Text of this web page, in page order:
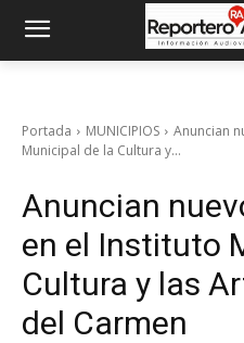
Portada MUNICIPIOS
Anuncian
Municipal de la Cultura y...
Anuncian
en el Instituto
Cultura y las
del Carmen